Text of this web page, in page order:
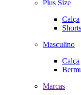
Plus Size
Calça
Masculino
Calça
Marcas